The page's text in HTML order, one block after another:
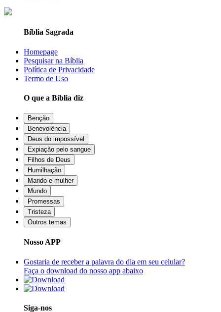
Bíblia Sagrada
Homepage
Pesquisar na Bíblia
Política de Privacidade
Termo de Uso
O que a Bíblia diz
Benção
Benevolência
Deus do impossível
Expiação pelo sangue
Filhos de Deus
Humilhação
Marido e mulher
Mundo
Promessas
Tristeza
Outros temas
Nosso APP
Gostaria de receber a palavra do dia em seu celular?
Faça o download do nosso app abaixo
Siga-nos